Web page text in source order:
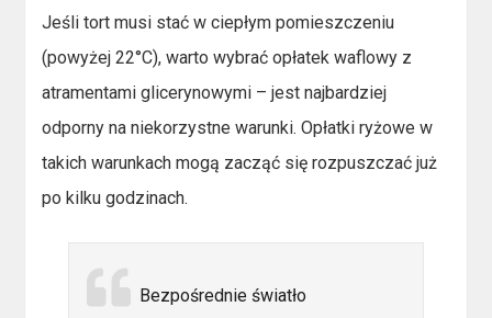
Jeśli tort musi stać w ciepłym pomieszczeniu
(powyżej 22°C), warto wybrać opłatek waflowy z
atramentami glicerynowymi – jest najbardziej
odporny na niekorzystne warunki. Opłatki ryżowe w
takich warunkach mogą zacząć się rozpuszczać już
po kilku godzinach.
Bezpośrednie światło